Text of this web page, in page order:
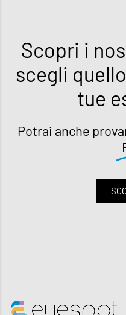
Scopri i
scegli
tue
Potrai anche